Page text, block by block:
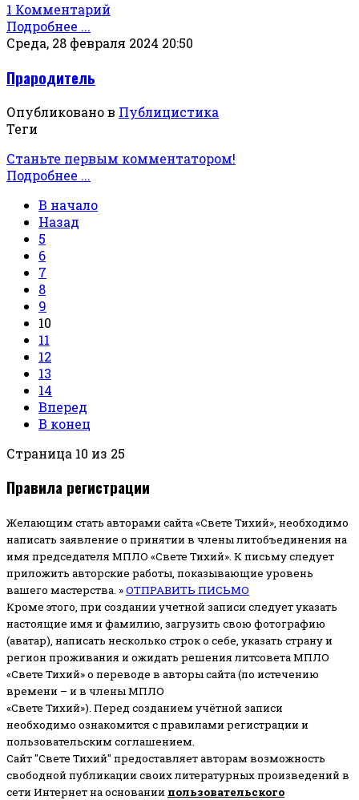
1 Комментарий
Подробнее ...
Среда, 28 февраля 2024 20:50
Прародитель
Опубликовано в Публицистика
Теги
Станьте первым комментатором!
Подробнее ...
В начало
Назад
5
6
7
8
9
10
11
12
13
14
Вперед
В конец
Страница 10 из 25
Правила регистрации
Желающим стать авторами сайта «Свете Тихий», необходимо
написать заявление о принятии в члены литобъединения на
имя председателя МПЛО «Свете Тихий». К письму следует
приложить авторские работы, показывающие уровень
вашего мастерства. »ОТПРАВИТЬ ПИСЬМО
Кроме этого, при создании учетной записи следует указать
настоящие имя и фамилию, загрузить свою фотографию
(аватар), написать несколько строк о себе, указать страну и
регион проживания и ожидать решения литсовета МПЛО
«Свете Тихий» о переводе в авторы сайта (по истечению
времени – и в члены МПЛО
«Свете Тихий»). Перед созданием учётной записи
необходимо ознакомится с правилами регистрации и
пользовательским соглашением.
Сайт "Свете Тихий" предоставляет авторам возможность
свободной публикации своих литературных произведений в
сети Интернет на основании пользовательского